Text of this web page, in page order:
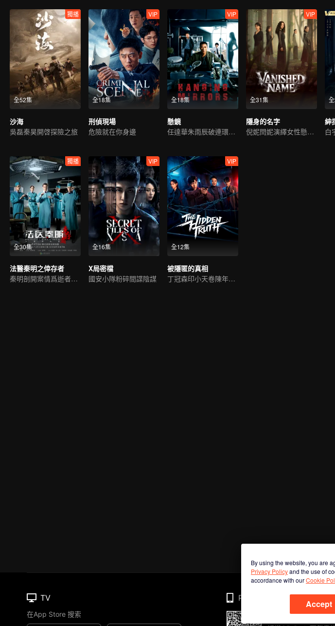
全52集
獨播
沙海
吳磊秦昊開啓探險之旅
全18集
VIP
刑偵現場
危險就在你身邊
全18集
VIP
懸鏡
任達華朱雨辰破連環沉屍案
全31集
VIP
隱身的名字
倪妮閆妮演繹女性懸疑劇
紳
全30集
獨播
法醫秦明之倖存者
秦明剖開案情爲逝者代言
全16集
VIP
X局密檔
國安小隊粉碎間諜陰謀
全12集
VIP
被隱匿的真相
丁冠森印小天卷陳年懸案
By using the website, you are
Privacy Policyand the use of
accordance with ourCookie
Accept
TV
在App Store 搜索
Phone